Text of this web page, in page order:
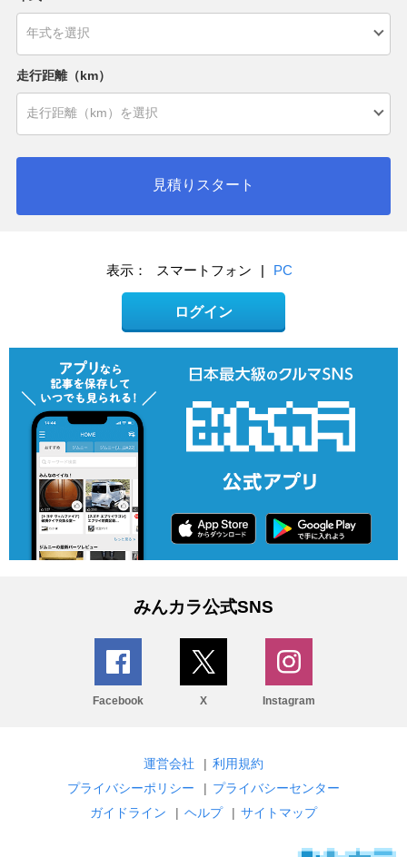
走行距離（km）
見積りスタート
表示： スマートフォン | PC
ログイン
みんカラ公式SNS
Facebook X Instagram
運営会社 | 利用規約
プライバシーポリシー
| プライバシーセンター
ガイドライン
| ヘルプ | サイトマップ